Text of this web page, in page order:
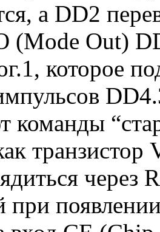
а DD2
Out)
которое
команды
транзистор
при